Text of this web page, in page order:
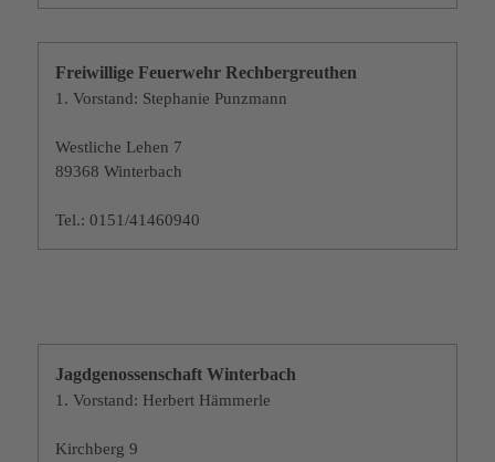
Freiwillige Feuerwehr Rechbergreuthen
1. Vorstand: Stephanie Punzmann
Westliche Lehen 7
89368 Winterbach
Tel.: 0151/41460940
Jagdgenossenschaft Winterbach
1. Vorstand: Herbert Hämmerle
Kirchberg 9